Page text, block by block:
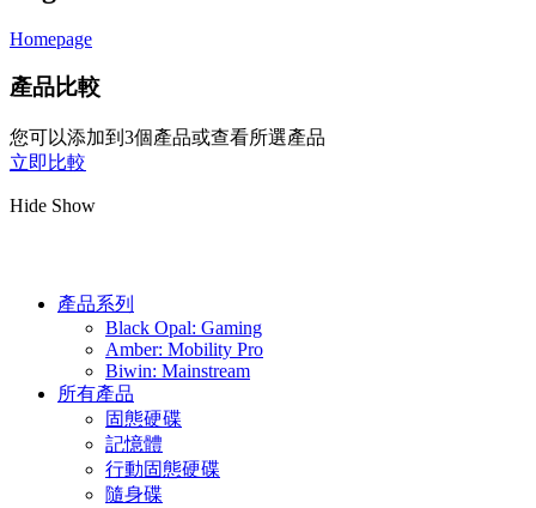
Homepage
產品比較
您可以添加到3個產品或查看所選產品
立即比較
Hide Show
產品系列
Black Opal: Gaming
Amber: Mobility Pro
Biwin: Mainstream
所有產品
固態硬碟
記憶體
行動固態硬碟
隨身碟